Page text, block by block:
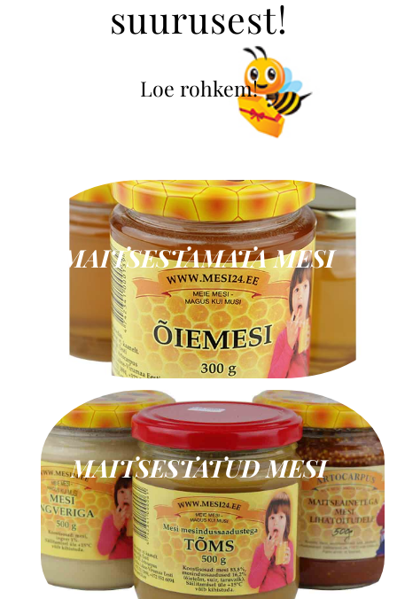
suurusest!
Loe rohkem!
MAITSESTAMATA MESI
MAITSESTATUD MESI